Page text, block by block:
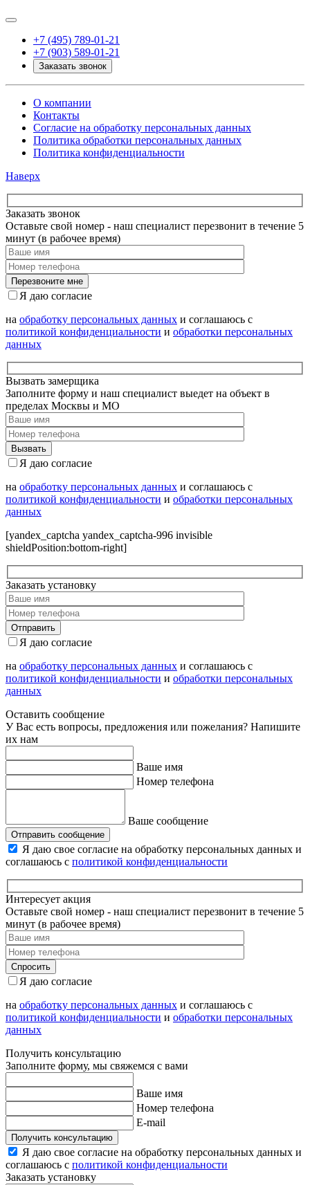
+7 (495) 789-01-21
+7 (903) 589-01-21
Заказать звонок
О компании
Контакты
Согласие на обработку персональных данных
Политика обработки персональных данных
Политика конфиденциальности
Наверх
Заказать звонок
Оставьте свой номер - наш специалист перезвонит в течение 5
минут (в рабочее время)
Я даю согласие
на обработку персональных данных и соглашаюсь с
политикой конфиденциальности и обработки персональных
данных
Вызвать замерщика
Заполните форму и наш специалист выедет на объект в
пределах Москвы и МО
Я даю согласие
на обработку персональных данных и соглашаюсь с
политикой конфиденциальности и обработки персональных
данных
[yandex_captcha yandex_captcha-996 invisible
shieldPosition:bottom-right]
Заказать установку
Я даю согласие
на обработку персональных данных и соглашаюсь с
политикой конфиденциальности и обработки персональных
данных
Оставить сообщение
У Вас есть вопросы, предложения или пожелания? Напишите
их нам
Ваше имя
Номер телефона
Ваше сообщение
Отправить сообщение
Я даю свое согласие на обработку персональных данных и
соглашаюсь с политикой конфиденциальности
Интересует акция
Оставьте свой номер - наш специалист перезвонит в течение 5
минут (в рабочее время)
Я даю согласие
на обработку персональных данных и соглашаюсь с
политикой конфиденциальности и обработки персональных
данных
Получить консультацию
Заполните форму, мы свяжемся с вами
Ваше имя
Номер телефона
E-mail
Получить консультацию
Я даю свое согласие на обработку персональных данных и
соглашаюсь с политикой конфиденциальности
Заказать установку